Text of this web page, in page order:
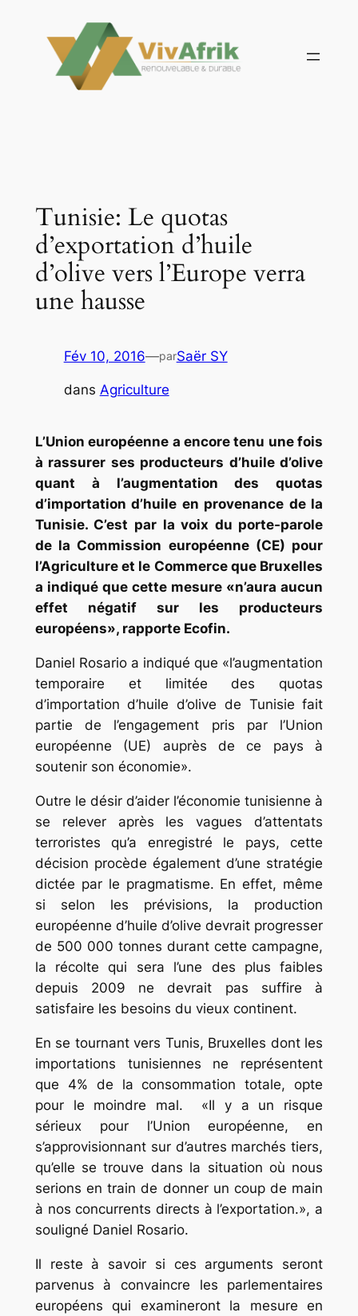
contenu
Tunisie: Le quotas
d’exportation d’huile
d’olive vers l’Europe verra
une hausse
Fév 10, 2016—parSaër SY
dans Agriculture
L’Union européenne a encore tenu une fois
à rassurer ses producteurs d’huile d’olive
quant à l’augmentation des quotas
d’importation d’huile en provenance de la
Tunisie. C’est par la voix du porte-parole
de la Commission européenne (CE) pour
l’Agriculture et le Commerce que Bruxelles
a indiqué que cette mesure «n’aura aucun
effet négatif sur les producteurs
européens», rapporte Ecofin.
Daniel Rosario a indiqué que «l’augmentation
temporaire et limitée des quotas
d’importation d’huile d’olive de Tunisie fait
partie de l’engagement pris par l’Union
européenne (UE) auprès de ce pays à
soutenir son économie».
Outre le désir d’aider l’économie tunisienne à
se relever après les vagues d’attentats
terroristes qu’a enregistré le pays, cette
décision procède également d’une stratégie
dictée par le pragmatisme. En effet, même
si selon les prévisions, la production
européenne d’huile d’olive devrait progresser
de 500 000 tonnes durant cette campagne,
la récolte qui sera l’une des plus faibles
depuis 2009 ne devrait pas suffire à
satisfaire les besoins du vieux continent.
En se tournant vers Tunis, Bruxelles dont les
importations tunisiennes ne représentent
que 4% de la consommation totale, opte
pour le moindre mal. «Il y a un risque
sérieux pour l’Union européenne, en
s’approvisionnant sur d’autres marchés tiers,
qu’elle se trouve dans la situation où nous
serions en train de donner un coup de main
à nos concurrents directs à l’exportation.», a
souligné Daniel Rosario.
Il reste à savoir si ces arguments seront
parvenus à convaincre les parlementaires
européens qui examineront la mesure en